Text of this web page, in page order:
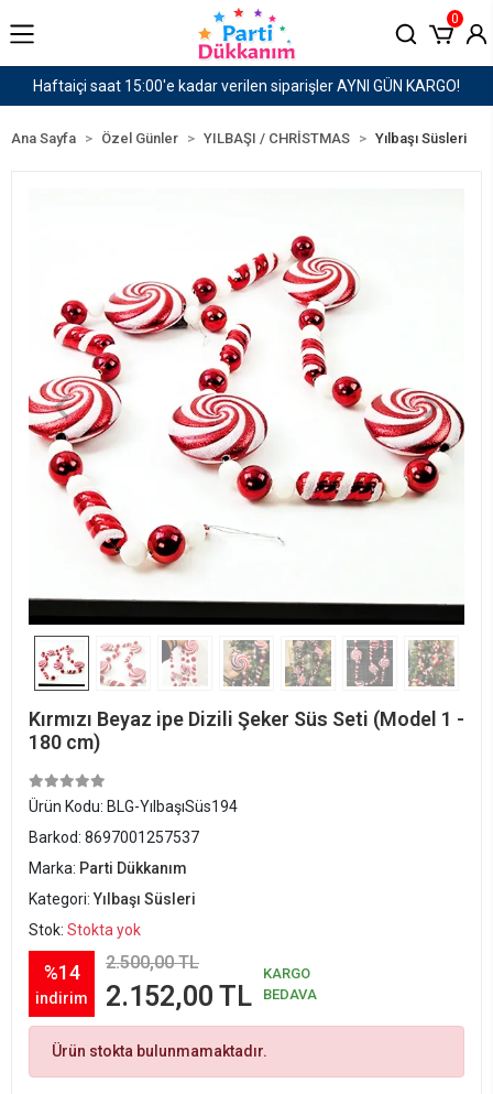
KARGO! 1500 TL ve Üzeri Kargo Ücretsiz!
0
Ana Sayfa Özel Günler YILBAŞI / CHRİSTMAS Yılbaşı Süsleri
Kırmızı Beyaz ipe Dizili Şeker Süs Seti (Model 1 -
180 cm)
Ürün Kodu: BLG-YılbaşıSüs194
Barkod: 8697001257537
Marka: Parti Dükkanım
Kategori:Yılbaşı Süsleri
Stok: Stokta yok
%14
indirim
2.500,00 TL
2.152,00 TL
KARGO
BEDAVA
Ürün stokta bulunmamaktadır.